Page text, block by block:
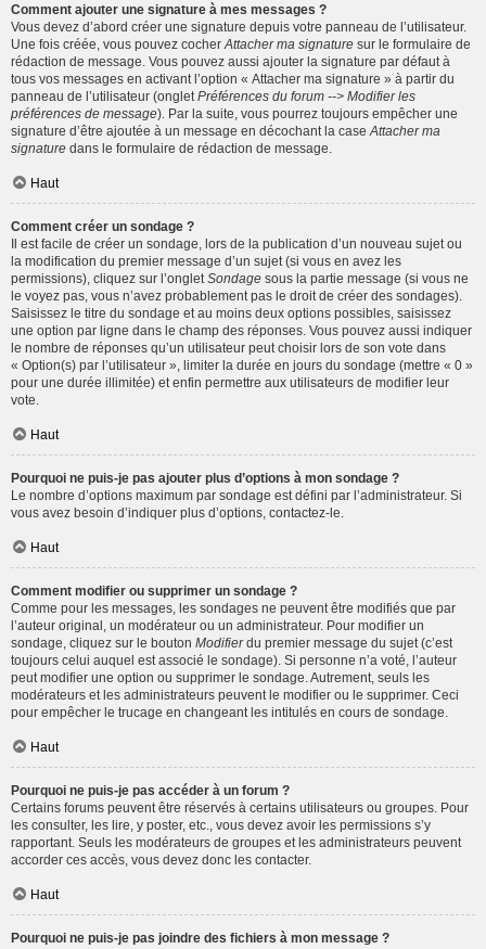
Comment ajouter une signature à mes messages ?
Vous devez d’abord créer une signature depuis votre panneau de l’utilisateur.
Une fois créée, vous pouvez cocher Attacher ma signature sur le formulaire de
rédaction de message. Vous pouvez aussi ajouter la signature par défaut à
tous vos messages en activant l’option « Attacher ma signature » à partir du
panneau de l’utilisateur (onglet Préférences du forum --> Modifier les
préférences de message). Par la suite, vous pourrez toujours empêcher une
signature d’être ajoutée à un message en décochant la case Attacher ma
signature dans le formulaire de rédaction de message.
Haut
Comment créer un sondage ?
Il est facile de créer un sondage, lors de la publication d’un nouveau sujet ou
la modification du premier message d’un sujet (si vous en avez les
permissions), cliquez sur l’onglet Sondage sous la partie message (si vous ne
le voyez pas, vous n’avez probablement pas le droit de créer des sondages).
Saisissez le titre du sondage et au moins deux options possibles, saisissez
une option par ligne dans le champ des réponses. Vous pouvez aussi indiquer
le nombre de réponses qu’un utilisateur peut choisir lors de son vote dans
« Option(s) par l’utilisateur », limiter la durée en jours du sondage (mettre « 0 »
pour une durée illimitée) et enfin permettre aux utilisateurs de modifier leur
vote.
Haut
Pourquoi ne puis-je pas ajouter plus d’options à mon sondage ?
Le nombre d’options maximum par sondage est défini par l’administrateur. Si
vous avez besoin d’indiquer plus d’options, contactez-le.
Haut
Comment modifier ou supprimer un sondage ?
Comme pour les messages, les sondages ne peuvent être modifiés que par
l’auteur original, un modérateur ou un administrateur. Pour modifier un
sondage, cliquez sur le bouton Modifierdu premier message du sujet (c’est
toujours celui auquel est associé le sondage). Si personne n’a voté, l’auteur
peut modifier une option ou supprimer le sondage. Autrement, seuls les
modérateurs et les administrateurs peuvent le modifier ou le supprimer. Ceci
pour empêcher le trucage en changeant les intitulés en cours de sondage.
Haut
Pourquoi ne puis-je pas accéder à un forum ?
Certains forums peuvent être réservés à certains utilisateurs ou groupes. Pour
les consulter, les lire, y poster, etc., vous devez avoir les permissions s’y
rapportant. Seuls les modérateurs de groupes et les administrateurs peuvent
accorder ces accès, vous devez donc les contacter.
Haut
Pourquoi ne puis-je pas joindre des fichiers à mon message ?